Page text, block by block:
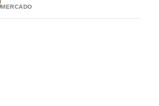
Administração
MERCADO